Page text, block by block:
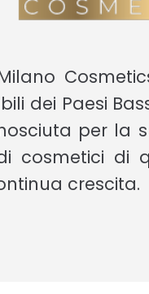
dei Paesi
per la
cosmetici di
crescita.